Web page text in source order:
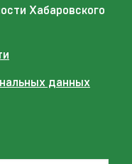
Хабаровского
данных